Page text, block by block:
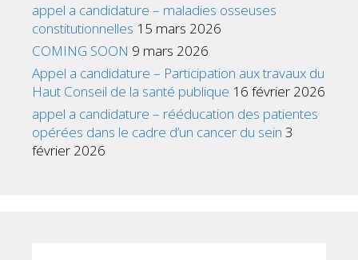
appel a candidature – maladies osseuses
constitutionnelles 15 mars 2026
COMING SOON 9 mars 2026
Appel a candidature – Participation aux travaux du
Haut Conseil de la santé publique 16 février 2026
appel a candidature – rééducation des patientes
opérées dans le cadre d’un cancer du sein 3
février 2026